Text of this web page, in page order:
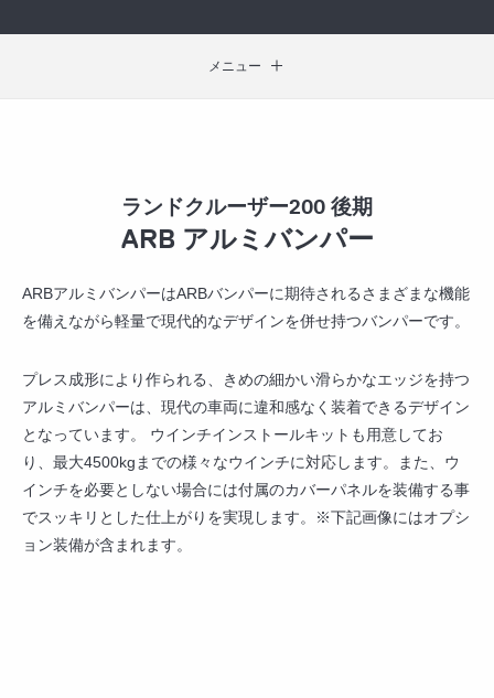
メニュー
ランドクルーザー200 後期
ARB アルミバンパー
ARBアルミバンパーはARBバンパーに期待されるさまざまな機能
を備えながら軽量で現代的なデザインを併せ持つバンパーです。
プレス成形により作られる、きめの細かい滑らかなエッジを持つ
アルミバンパーは、現代の車両に違和感なく装着できるデザイン
となっています。 ウインチインストールキットも用意してお
り、最大4500kgまでの様々なウインチに対応します。また、ウ
インチを必要としない場合には付属のカバーパネルを装備する事
でスッキリとした仕上がりを実現します。※下記画像にはオプシ
ョン装備が含まれます。